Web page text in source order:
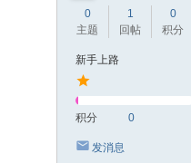
0
主题
1
回帖
0
积分
新手上路
积分 0
发消息